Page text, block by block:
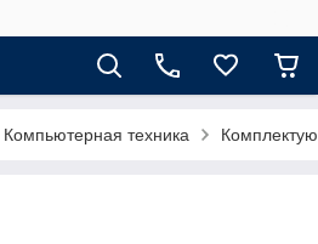
Компьютерная техника